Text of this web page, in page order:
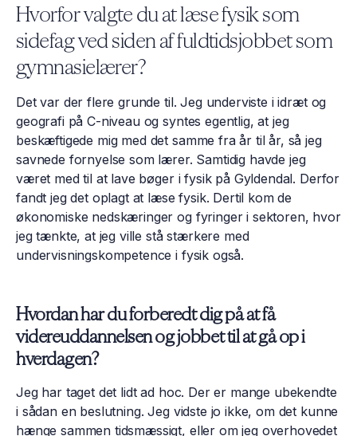
Hvorfor valgte du at læse fysik som
sidefag ved siden af fuldtidsjobbet som
gymnasielærer?
Det var der flere grunde til. Jeg underviste i idræt og
geografi på C-niveau og syntes egentlig, at jeg
beskæftigede mig med det samme fra år til år, så jeg
savnede fornyelse som lærer. Samtidig havde jeg
været med til at lave bøger i fysik på Gyldendal. Derfor
fandt jeg det oplagt at læse fysik. Dertil kom de
økonomiske nedskæringer og fyringer i sektoren, hvor
jeg tænkte, at jeg ville stå stærkere med
undervisningskompetence i fysik også.
Hvordan har du forberedt dig på at få
videreuddannelsen og jobbet til at gå op i
hverdagen?
Jeg har taget det lidt ad hoc. Der er mange ubekendte
i sådan en beslutning. Jeg vidste jo ikke, om det kunne
hænge sammen tidsmæssigt, eller om jeg overhovedet